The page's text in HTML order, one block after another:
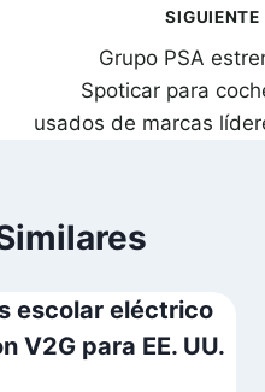
SIGUIENTE
Grupo PSA
Spoticar para
usados de marcas
escolar eléctrico
V2G para EE. UU.